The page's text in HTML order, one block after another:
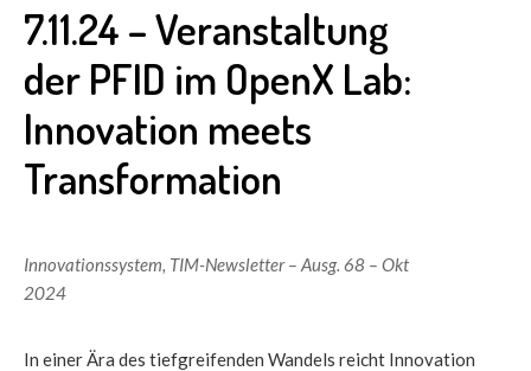
7.11.24 – Veranstaltung
der PFID im OpenX Lab:
Innovation meets
Transformation
Innovationssystem, TIM-Newsletter – Ausg. 68 – Okt
2024
In einer Ära des tiefgreifenden Wandels reicht Innovation